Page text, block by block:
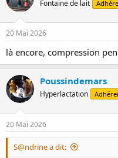
i
o
n
s
Fontaine de lait
20 Mai 2026
là encore, compression
Poussindemars
Hyperlactation
20 Mai 2026
S@ndrine a dit: